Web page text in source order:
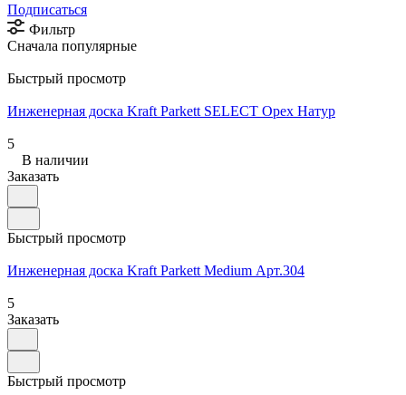
Подписаться
Фильтр
Сначала популярные
Быстрый просмотр
Инженерная доска Kraft Parkett SELECT Орех Натур
5
В наличии
Заказать
Быстрый просмотр
Инженерная доска Kraft Parkett Medium Арт.304
5
Заказать
Быстрый просмотр